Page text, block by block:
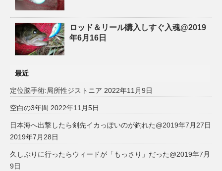
ロッド＆リール購入しすぐ入魂@2019
年6月16日
最近
定位脳手術:局所性ジストニア 2022年11月9日
空白の3年間 2022年11月5日
日本海へ出撃したら剣先イカっぽいのが釣れた@2019年7月27日
2019年7月28日
久しぶりに行ったらウィードが「もっさり」だった@2019年7月
9日